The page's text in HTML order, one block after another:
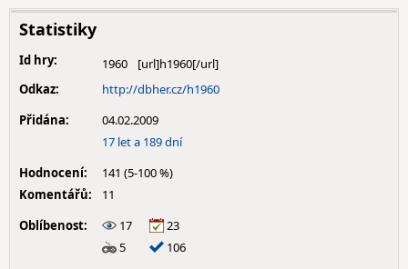
Statistiky
Id hry:
1960
Odkaz:
http://dbher.cz/h1960
Přidána:
04.02.2009
17 let a 189 dní
Hodnocení:
141 (5-100 %)
Komentářů:
11
Oblíbenost:
17
23
5
106